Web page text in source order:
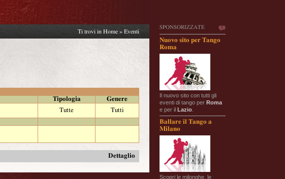
SPONSORIZZATE
Nuovo sito per Tango
Roma
Il nuovo sito con tutti gli
eventi di tango per Roma
e per il Lazio
Ballare il Tango a
Milano
Scopri le milonghe, le
Ti trovi in Home » Eventi
Tipologia
Genere
Tutte
Tutti
Dettaglio